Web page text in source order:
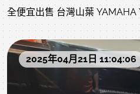
全便宜出售 台灣山葉 YAMAHA
59900 中壢中古鋼琴黃先生
可惜 下方為回購當下狀況，狀
理ing，以下照片影片是我們專
況，上一手保存良好就像去買
2025年04月21日 11:04:06